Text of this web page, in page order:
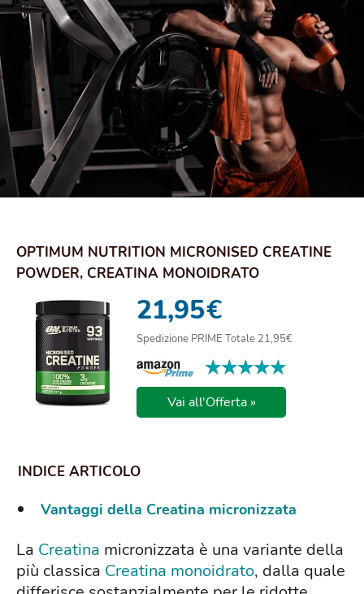
OPTIMUM NUTRITION MICRONISED CREATINE
POWDER, CREATINA MONOIDRATO
21,95€
Spedizione PRIME Totale 21,95€
★★★★★
★★★★★
Vai all'Offerta »
Vantaggi della Creatina micronizzata
La Creatina micronizzata è una variante della
più classica Creatina monoidrato, dalla quale